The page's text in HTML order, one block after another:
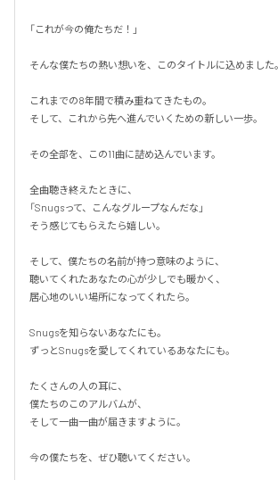
「これが今の俺たちだ！」
そんな僕たちの熱い想いを、このタイトルに込めました。
これまでの8年間で積み重ねてきたもの。
そして、これから先へ進んでいくための新しい一歩。
その全部を、この11曲に詰め込んでいます。
全曲聴き終えたときに、
「Snugsって、こんなグループなんだな」
そう感じてもらえたら嬉しい。
そして、僕たちの名前が持つ意味のように、
聴いてくれたあなたの心が少しでも暖かく、
居心地のいい場所になってくれたら。
Snugsを知らないあなたにも。
ずっとSnugsを愛してくれているあなたにも。
たくさんの人の耳に、
僕たちのこのアルバムが、
そして一曲一曲が届きますように。
今の僕たちを、ぜひ聴いてください。